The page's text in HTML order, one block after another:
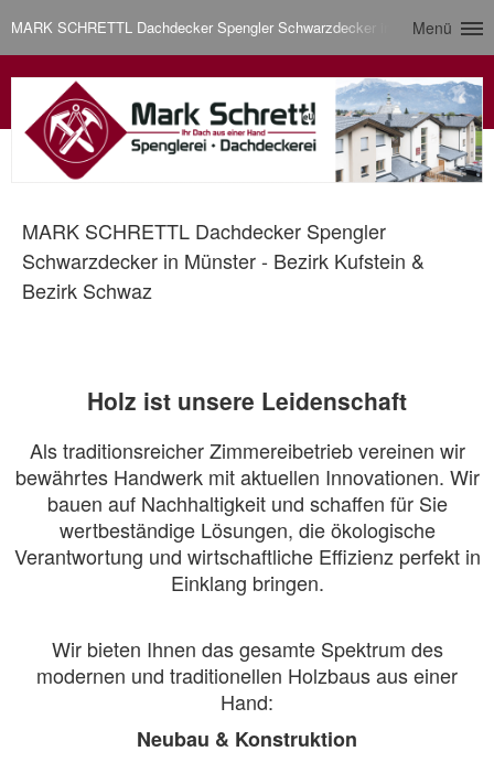
MARK SCHRETTL Dachdecker Spengler Schwarzdecker in Münster -
Menü
MARK SCHRETTL Dachdecker Spengler
Schwarzdecker in Münster - Bezirk Kufstein &
Bezirk Schwaz
Holz ist unsere Leidenschaft
Als traditionsreicher Zimmereibetrieb vereinen wir
bewährtes Handwerk mit aktuellen Innovationen. Wir
bauen auf Nachhaltigkeit und schaffen für Sie
wertbeständige Lösungen, die ökologische
Verantwortung und wirtschaftliche Effizienz perfekt in
Einklang bringen.
Wir bieten Ihnen das gesamte Spektrum des
modernen und traditionellen Holzbaus aus einer
Hand:
Neubau & Konstruktion